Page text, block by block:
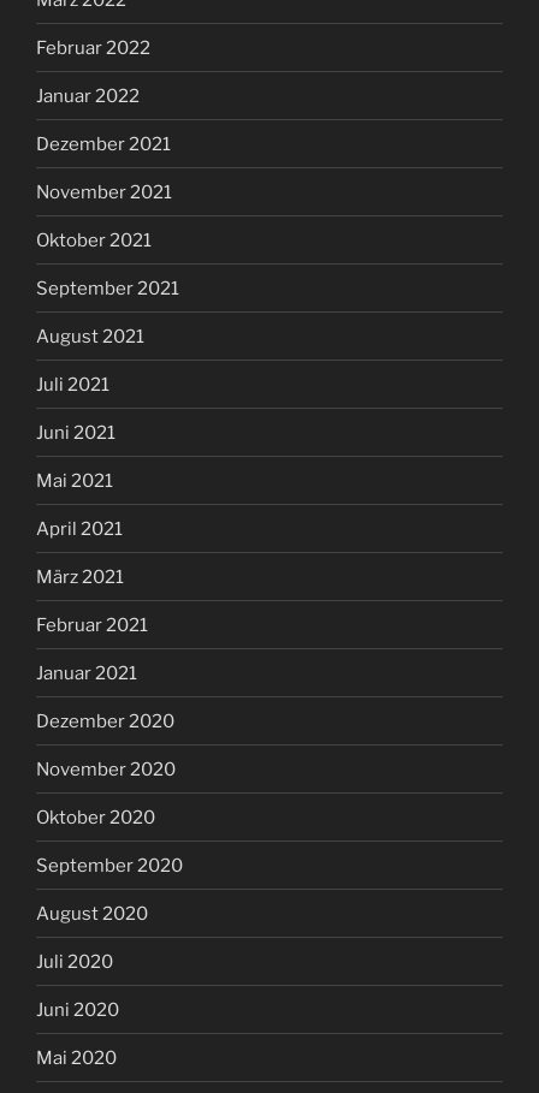
Februar 2022
Januar 2022
Dezember 2021
November 2021
Oktober 2021
September 2021
August 2021
Juli 2021
Juni 2021
Mai 2021
April 2021
März 2021
Februar 2021
Januar 2021
Dezember 2020
November 2020
Oktober 2020
September 2020
August 2020
Juli 2020
Juni 2020
Mai 2020